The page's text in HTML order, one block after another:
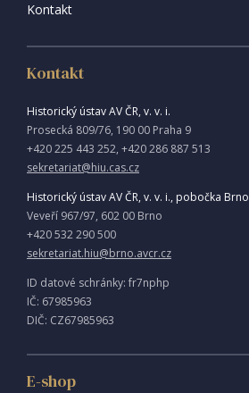
Kontakt
Kontakt
Historický ústav AV ČR, v. v. i.
Prosecká 809/76, 190 00 Praha 9
+420 225 443 252, +420 286 887 513
sekretariat@hiu.cas.cz
Historický ústav AV ČR, v. v. i., pobočka Brno
Veveří 967/97, 602 00 Brno
+420 532 290 500
sekretariat.hiu@brno.avcr.cz
ID datové schránky: fr7nphp
IČ: 67985963
DIČ: CZ67985963
E-shop